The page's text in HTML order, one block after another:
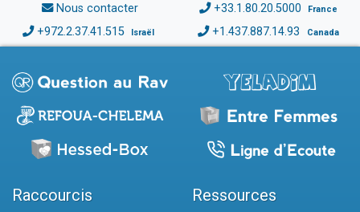
Nous contacter +33.1.80.20.5000 France
+972.2.37.41.515 Israël +1.437.887.14.93 Canada
Raccourcis Ressources